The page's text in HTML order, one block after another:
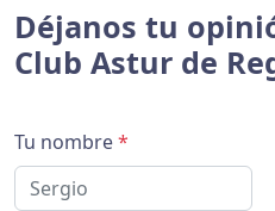
Déjanos tu
Club Astur de
Tu nombre*